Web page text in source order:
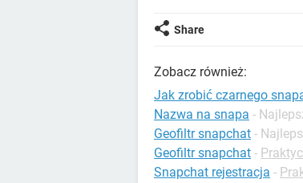
Share
Zobacz również:
Jak zrobić czarnego
Nazwa na snapa -
Geofiltr snapchat -
Geofiltr snapchat -
Snapchat rejestracja -